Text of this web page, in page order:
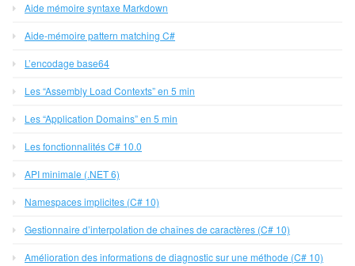
Aide mémoire syntaxe Markdown
Aide-mémoire pattern matching C#
L’encodage base64
Les “Assembly Load Contexts” en 5 min
Les “Application Domains” en 5 min
Les fonctionnalités C# 10.0
API minimale (.NET 6)
Namespaces implicites (C# 10)
Gestionnaire d’interpolation de chaînes de caractères (C# 10)
Amélioration des informations de diagnostic sur une méthode (C# 10)